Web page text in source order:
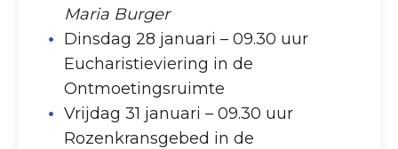
Maria Burger
Dinsdag 28 januari – 09.30 uur
Eucharistieviering in de
Ontmoetingsruimte
Vrijdag 31 januari – 09.30 uur
Rozenkransgebed in de